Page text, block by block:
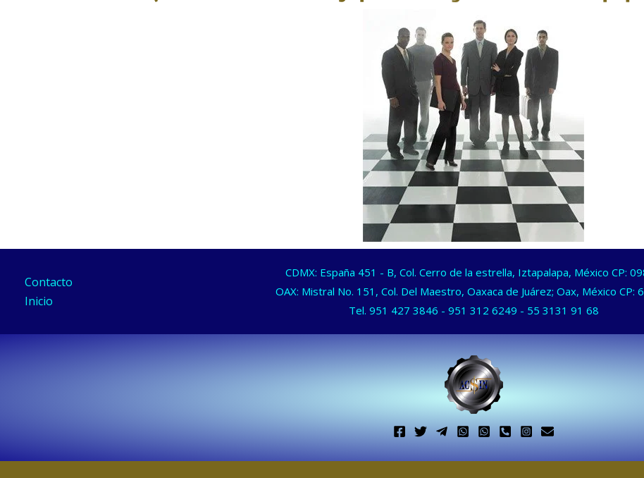
Contacto
Inicio
CDMX: España 451 - B, Col. Cerro de la estrella, Iztapalapa, México CP:
OAX: Mistral No. 151, Col. Del Maestro, Oaxaca de Juárez; Oax, México CP:
Tel. 951 427 3846 - 951 312 6249 - 55 3131 91 68